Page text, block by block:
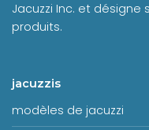
Jacuzzi Inc. et
produits.
jacuzzis
modèles de jacuzzi